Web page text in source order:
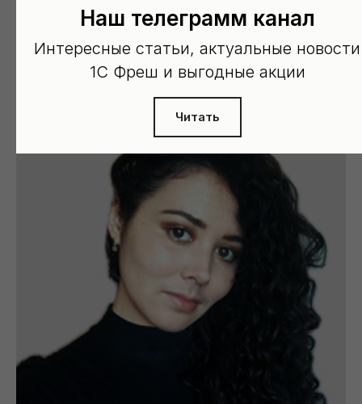
Маркетинг и партнерство
Пишите на murta@nebopro.ru.
Наш телеграмм канал
Интересные статьи, актуальные новости
1С Фреш и выгодные акции
Читать